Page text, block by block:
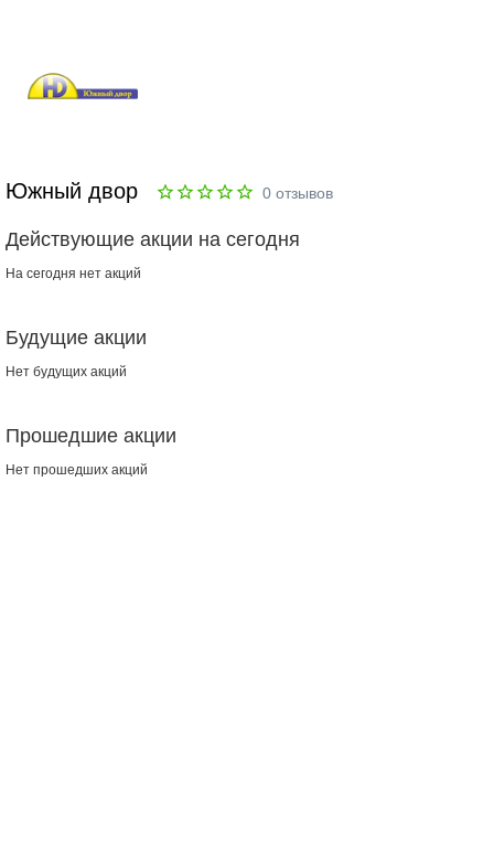
Южный двор 0 отзывов
Действующие акции на сегодня
На сегодня нет акций
Будущие акции
Нет будущих акций
Прошедшие акции
Нет прошедших акций